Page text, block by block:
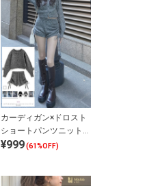
カーディガン×ドロスト
ショートパンツニットセ
ットアップ
¥999(61%OFF)